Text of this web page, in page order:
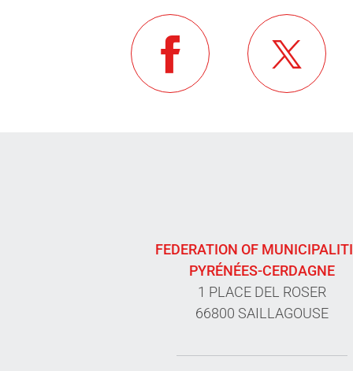
FEDERATION OF
PYRÉNÉES-CERDAGNE
1 PLACE DEL ROSER
66800 SAILLAGOUSE